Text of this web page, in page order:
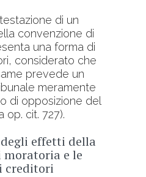
di un
convenzione di
una forma di
considerato che
prevede un
meramente
di opposizione del
op. cit. 727).
effetti della
moratoria e le
creditori